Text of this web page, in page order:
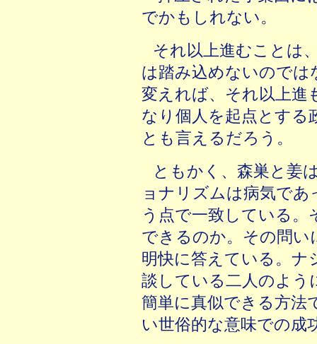
でかもしれない。
それ以上進むことは
は踏み込めないので
変えれば、それ以上進
なり個人を起点とする
とも言えるだろう。
ともかく、森巣と姜
ョナリズムは病気で
う点で一致している
できるのか。その問い
明快に答えている。ナ
談している二人のよ
簡単に真似できる方法
い世俗的な意味での成